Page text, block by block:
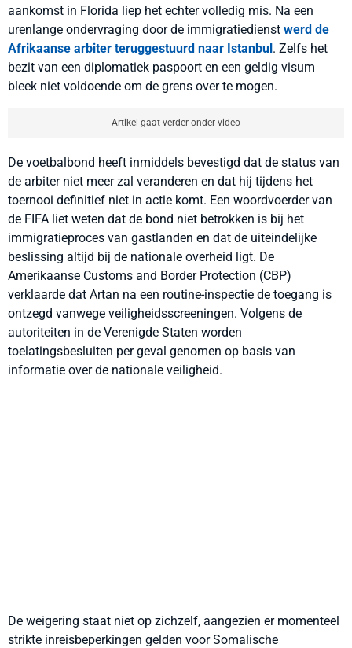
aankomst in Florida liep het echter volledig mis. Na een
urenlange ondervraging door de immigratiedienst werd de
Afrikaanse arbiter teruggestuurd naar Istanbul. Zelfs het
bezit van een diplomatiek paspoort en een geldig visum
bleek niet voldoende om de grens over te mogen.
Artikel gaat verder onder video
De voetbalbond heeft inmiddels bevestigd dat de status van
de arbiter niet meer zal veranderen en dat hij tijdens het
toernooi definitief niet in actie komt. Een woordvoerder van
de FIFA liet weten dat de bond niet betrokken is bij het
immigratieproces van gastlanden en dat de uiteindelijke
beslissing altijd bij de nationale overheid ligt. De
Amerikaanse Customs and Border Protection (CBP)
verklaarde dat Artan na een routine-inspectie de toegang is
ontzegd vanwege veiligheidsscreeningen. Volgens de
autoriteiten in de Verenigde Staten worden
toelatingsbesluiten per geval genomen op basis van
informatie over de nationale veiligheid.
De weigering staat niet op zichzelf, aangezien er momenteel
strikte inreisbeperkingen gelden voor Somalische